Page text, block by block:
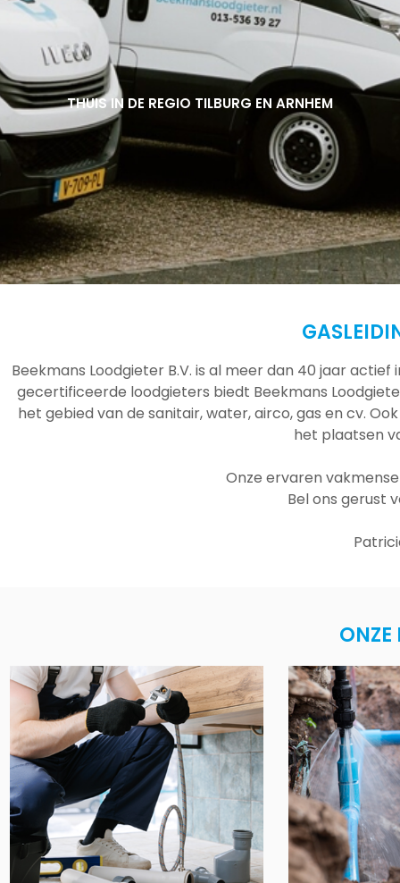
THUIS IN DE REGIO TILBURG EN ARNHEM
THUIS IN DE REGIO TILBURG EN ARNHEM
THUIS IN DE REGIO TILBURG EN ARNHEM
Beekmans Loodgieter B.V. is al meer dan 40 jaar
gecertificeerde loodgieters biedt Beekmans
het gebied van de sanitair, water, airco, gas en cv.
het plaatsen
Onze ervaren
Bel ons gerust
ONZE